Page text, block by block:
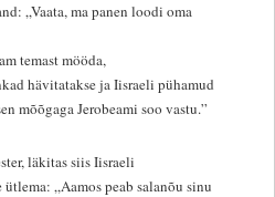
„Vaata, ma panen loodi oma
temast mööda,
hävitatakse ja Iisraeli pühamud
mõõgaga Jerobeami soo vastu.”
läkitas siis Iisraeli
„Aamos peab salanõu sinu